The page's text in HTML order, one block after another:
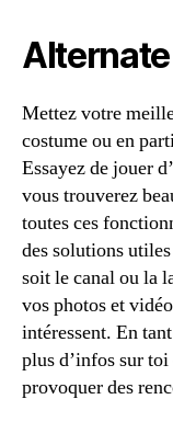
Mettez votre
costume ou en
Essayez de jouer
vous trouverez
toutes ces
des solutions
soit le canal ou la
vos photos et
intéressent. En
plus d’infos sur
provoquer des